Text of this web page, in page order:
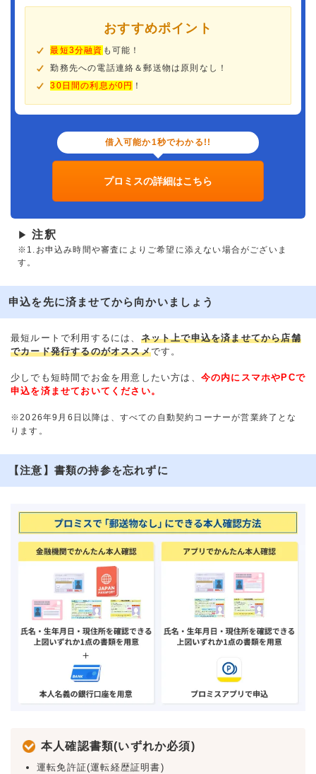
おすすめポイント
最短3分融資 も可能！
勤務先への電話連絡＆郵送物は原則なし！
30日間の利息が0円 ！
借入可能か1秒でわかる!!
プロミスの詳細はこちら
▶ 注釈
※1.お申込み時間や審査によりご希望に添えない場合がございま
す。
申込を先に済ませてから向かいましょう
最短ルートで利用するには、 ネット上で申込を済ませてから店舗
でカード発行するのがオススメです。
少しでも短時間でお金を用意したい方は、 今の内にスマホやPCで
申込を済ませておいてください。
※2026年9月6日以降は、すべての自動契約コーナーが営業終了とな
ります。
【注意】書類の持参を忘れずに
本人確認書類(いずれか必須)
運転免許証(運転経歴証明書)